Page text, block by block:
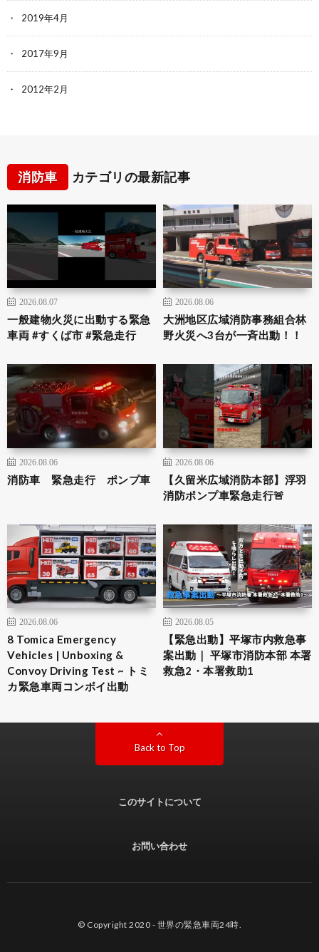
2019年4月
2017年9月
2012年2月
消防車 カテゴリの最新記事
2026.08.07
一般建物火災に出動する緊急
車両 #すくば市 #緊急走行
2026.08.06
大洲地区広域消防事務組合林
野火災へ3台が一斉出動！！
2026.08.06
消防車 緊急走行 ポンプ車
2026.08.06
【久留米広域消防本部】浮羽
消防ポンプ車緊急走行🚨
2026.08.06
8 Tomica Emergency
Vehicles | Unboxing &
Convoy Driving Test ~ トミ
カ緊急車両コンボイ出動
2026.08.05
【緊急出動】平塚市内救急事
案出動｜ 平塚市消防本部 本署
救急2・本署救助1
Back to Top
このサイトについて
お問い合わせ
© Copyright 2020 - 世界の緊急車両24時.